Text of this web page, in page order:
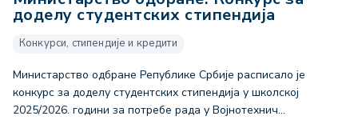
доделу студентских стипендија
Конкурси, стипендије и кредити
Министарство одбране Републике Србије расписало је
конкурс за доделу студентских стипендија у школској
2025/2026. години за потребе рада у Војнотехнич...